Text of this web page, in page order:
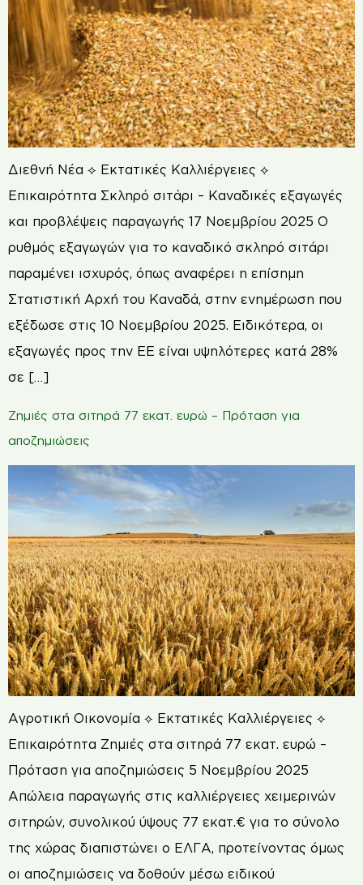
Διεθνή Νέα ⟡ Εκτατικές Καλλιέργειες ⟡
Επικαιρότητα Σκληρό σιτάρι – Καναδικές εξαγωγές
και προβλέψεις παραγωγής 17 Νοεμβρίου 2025 Ο
ρυθμός εξαγωγών για το καναδικό σκληρό σιτάρι
παραμένει ισχυρός, όπως αναφέρει η επίσημη
Στατιστική Αρχή του Καναδά, στην ενημέρωση που
εξέδωσε στις 10 Νοεμβρίου 2025. Ειδικότερα, οι
εξαγωγές προς την ΕΕ είναι υψηλότερες κατά 28%
σε […]
Ζημιές στα σιτηρά 77 εκατ. ευρώ – Πρόταση για
αποζημιώσεις
Αγροτική Οικονομία ⟡ Εκτατικές Καλλιέργειες ⟡
Επικαιρότητα Ζημιές στα σιτηρά 77 εκατ. ευρώ –
Πρόταση για αποζημιώσεις 5 Νοεμβρίου 2025
Απώλεια παραγωγής στις καλλιέργειες χειμερινών
σιτηρών, συνολικού ύψους 77 εκατ.€ για το σύνολο
της χώρας διαπιστώνει ο ΕΛΓΑ, προτείνοντας όμως
οι αποζημιώσεις να δοθούν μέσω ειδικού